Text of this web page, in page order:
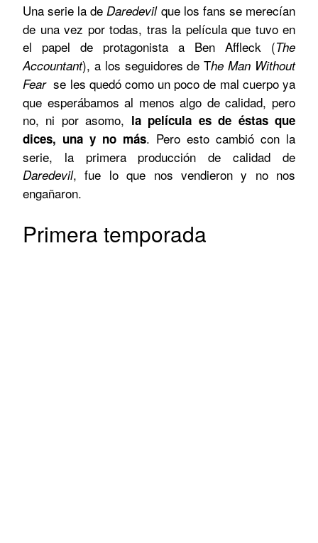
Una serie la de Daredevilque los fans se merecían
de una vez por todas, tras la película que tuvo en
el papel de protagonista a Ben Affleck (The
Accountant), a los seguidores de The Man Without
Fearse les quedó como un poco de mal cuerpo ya
que esperábamos al menos algo de calidad, pero
no, ni por asomo, la película es de éstas que
dices, una y no más. Pero esto cambió con la
serie, la primera producción de calidad de
Daredevil, fue lo que nos vendieron y no nos
engañaron.
Primera temporada